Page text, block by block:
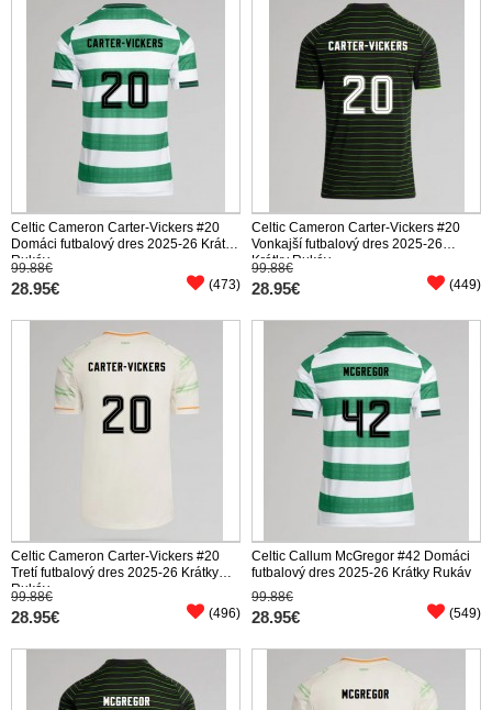
Celtic Cameron Carter-Vickers #20
Domáci futbalový dres 2025-26 Krátky
Rukáv
99.88€
28.95€ (473)
Celtic Cameron Carter-Vickers #20
Vonkajší futbalový dres 2025-26
Krátky Rukáv
99.88€
28.95€ (449)
Celtic Cameron Carter-Vickers #20
Tretí futbalový dres 2025-26 Krátky
Rukáv
99.88€
28.95€ (496)
Celtic Callum McGregor #42 Domáci
futbalový dres 2025-26 Krátky Rukáv
99.88€
28.95€ (549)